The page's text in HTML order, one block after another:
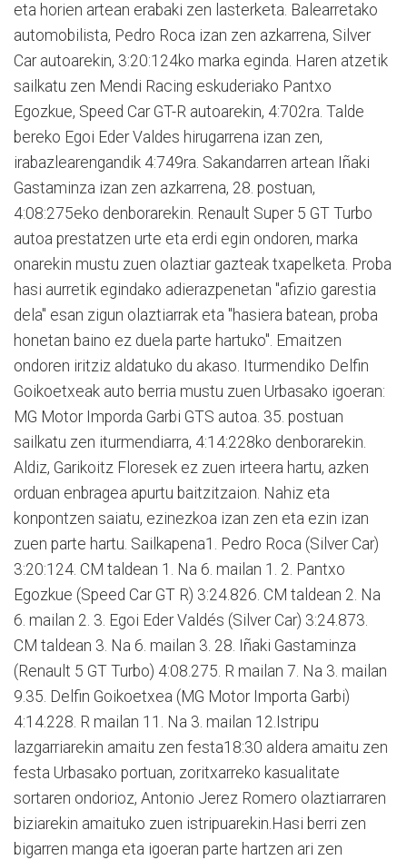
eta horien artean erabaki zen lasterketa. Balearretako
automobilista, Pedro Roca izan zen azkarrena, Silver
Car autoarekin, 3:20:124ko marka eginda. Haren atzetik
sailkatu zen Mendi Racing eskuderiako Pantxo
Egozkue, Speed Car GT-R autoarekin, 4:702ra. Talde
bereko Egoi Eder Valdes hirugarrena izan zen,
irabazlearengandik 4:749ra. Sakandarren artean Iñaki
Gastaminza izan zen azkarrena, 28. postuan,
4:08:275eko denborarekin. Renault Super 5 GT Turbo
autoa prestatzen urte eta erdi egin ondoren, marka
onarekin mustu zuen olaztiar gazteak txapelketa. Proba
hasi aurretik egindako adierazpenetan "afizio garestia
dela" esan zigun olaztiarrak eta "hasiera batean, proba
honetan baino ez duela parte hartuko". Emaitzen
ondoren iritziz aldatuko du akaso. Iturmendiko Delfin
Goikoetxeak auto berria mustu zuen Urbasako igoeran:
MG Motor Imporda Garbi GTS autoa. 35. postuan
sailkatu zen iturmendiarra, 4:14:228ko denborarekin.
Aldiz, Garikoitz Floresek ez zuen irteera hartu, azken
orduan enbragea apurtu baitzitzaion. Nahiz eta
konpontzen saiatu, ezinezkoa izan zen eta ezin izan
zuen parte hartu. Sailkapena1. Pedro Roca (Silver Car)
3:20:124. CM taldean 1. Na 6. mailan 1. 2. Pantxo
Egozkue (Speed Car GT R) 3:24.826. CM taldean 2. Na
6. mailan 2. 3. Egoi Eder Valdés (Silver Car) 3:24.873.
CM taldean 3. Na 6. mailan 3. 28. Iñaki Gastaminza
(Renault 5 GT Turbo) 4:08.275. R mailan 7. Na 3. mailan
9.35. Delfin Goikoetxea (MG Motor Importa Garbi)
4:14.228. R mailan 11. Na 3. mailan 12.Istripu
lazgarriarekin amaitu zen festa18:30 aldera amaitu zen
festa Urbasako portuan, zoritxarreko kasualitate
sortaren ondorioz, Antonio Jerez Romero olaztiarraren
biziarekin amaituko zuen istripuarekin.Hasi berri zen
bigarren manga eta igoeran parte hartzen ari zen